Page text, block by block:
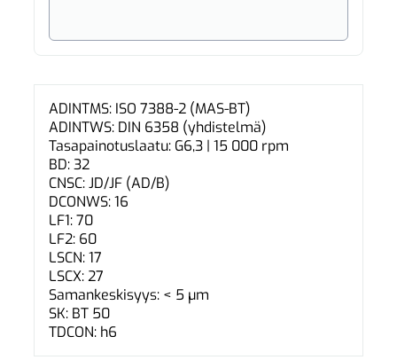
ADINTMS: ISO 7388-2 (MAS-BT)
ADINTWS: DIN 6358 (yhdistelmä)
Tasapainotuslaatu: G6,3 | 15 000 rpm
BD: 32
CNSC: JD/JF (AD/B)
DCONWS: 16
LF1: 70
LF2: 60
LSCN: 17
LSCX: 27
Samankeskisyys: < 5 µm
SK: BT 50
TDCON: h6